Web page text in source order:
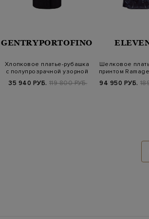
GENTRYPORTOFINO
Хлопковое платье-рубашка
с полупрозрачной узорной
35 940 РУБ. 119 800 РУБ.
Шелковое
принтом
94 950 РУБ.